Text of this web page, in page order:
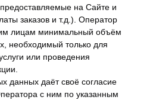
на Сайте и
заказов и т.д.). Оператор
лицам минимальный объём
необходимый только для
или проведения
данных даёт своё согласие
с ним по указанным